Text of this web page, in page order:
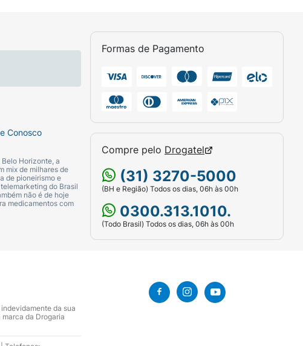
Conosco
Horizonte, a
mix de milhares de
de pioneirismo e
do Brasil
não é de hoje
medicamentos com
Formas de Pagamento
Compre pelo Drogatel
(31) 3270-5000
(BH e Região) Todos os dias, 06h às 00h
0300.313.1010.
(Todo Brasil) Todos os dias, 06h às 00h
da sua
da Drogaria